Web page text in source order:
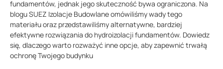
fundamentów, jednak jego skuteczność bywa ograniczona. Na
blogu SUEZ Izolacje Budowlane omówiliśmy wady tego
materiału oraz przedstawiliśmy alternatywne, bardziej
efektywne rozwiązania do hydroizolacji fundamentów. Dowiedz
się, dlaczego warto rozważyć inne opcje, aby zapewnić trwałą
ochronę Twojego budynku